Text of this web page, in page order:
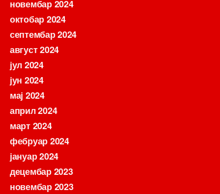
новембар 2024
октобар 2024
септембар 2024
август 2024
јул 2024
јун 2024
мај 2024
април 2024
март 2024
фебруар 2024
јануар 2024
децембар 2023
новембар 2023